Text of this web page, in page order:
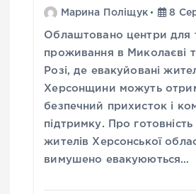
Марина Поліщук 8
Облаштовано центри для
проживання в Миколаєві
Розі, де евакуйовані
Херсонщини можуть
безпечний прихисток і
підтримку. Про
жителів Херсонської
вимушено евакуюються…